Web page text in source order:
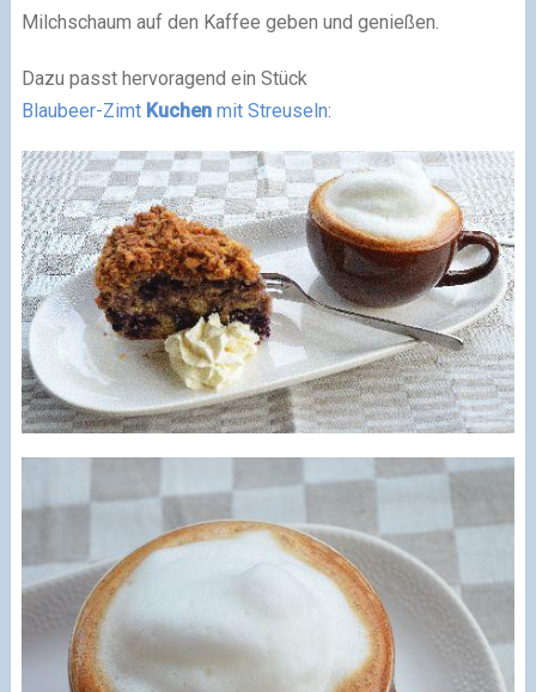
Milchschaum auf den Kaffee geben und genießen.
Dazu passt hervoragend ein Stück
Blaubeer-Zimt Kuchenmit Streuseln: